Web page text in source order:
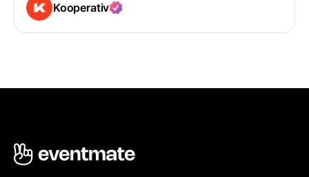
Kooperativ